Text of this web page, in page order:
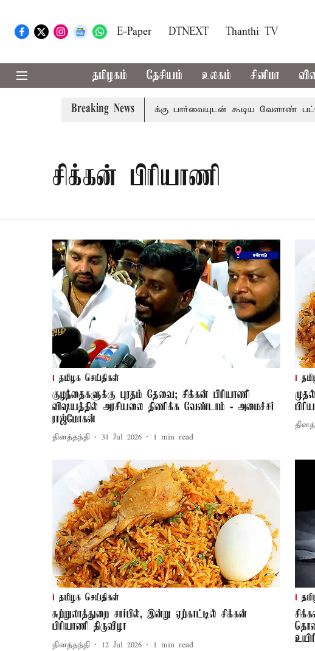
E-Paper DTNEXT Thanthi TV
தமிழகம் தேசியம் உலகம் சினிமா
Breaking News
தொலைநோக்கு பார்வையுடன் கூடிய வேளாண் பட்ஜெட்:
சிக்கன் பிரியாணி
தமிழக செய்திகள்
குழந்தைகளுக்கு புரதம் தேவை; சிக்கன் பிரியாணி
விஷயத்தில் அரசியலை திணிக்க வேண்டாம் - அமைச்சர்
ராஜ்மோகன்
தினத்தந்தி 31 Jul 2026 1 min read
தமிழக செய்திகள்
சுற்றுலாத்துறை சார்பில், இன்று ஏற்காட்டில் சிக்கன்
பிரியாணி திருவிழா
தினத்தந்தி 12 Jul 2026 1 min read